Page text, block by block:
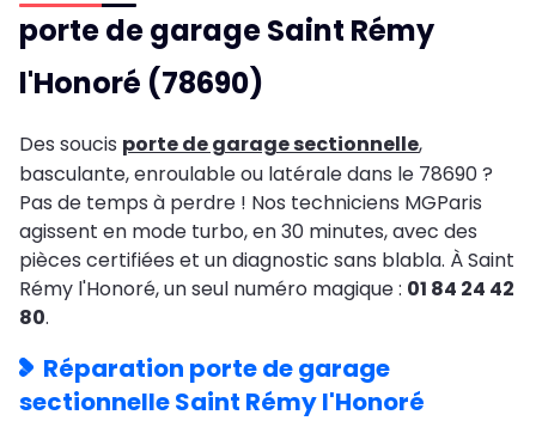
porte de garage Saint Rémy
l'Honoré (78690)
Des soucis porte de garage sectionnelle,
basculante, enroulable ou latérale dans le 78690 ?
Pas de temps à perdre ! Nos techniciens MGParis
agissent en mode turbo, en 30 minutes, avec des
pièces certifiées et un diagnostic sans blabla. À Saint
Rémy l'Honoré, un seul numéro magique : 01 84 24 42
80.
Réparation porte de garage
sectionnelle Saint Rémy l'Honoré